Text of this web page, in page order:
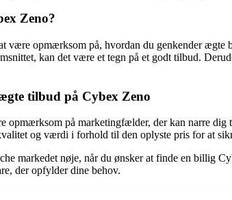
Zeno?
opmærksom på, hvordan du genkender ægte
kan det være et tegn på et godt tilbud.
tilbud på Cybex Zeno
på marketingfælder, der kan narre
og værdi i forhold til den oplyste pris for at
markedet nøje, når du ønsker at finde en
der opfylder dine behov.